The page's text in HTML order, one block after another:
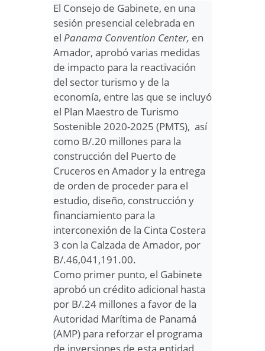
El Consejo de Gabinete, en una
sesión presencial celebrada en
el Panama Convention Center, en
Amador, aprobó varias medidas
de impacto para la reactivación
del sector turismo y de la
economía, entre las que se incluyó
el Plan Maestro de Turismo
Sostenible 2020-2025 (PMTS), así
como B/.20 millones para la
construcción del Puerto de
Cruceros en Amador y la entrega
de orden de proceder para el
estudio, diseño, construcción y
financiamiento para la
interconexión de la Cinta Costera
3 con la Calzada de Amador, por
B/.46,041,191.00.
Como primer punto, el Gabinete
aprobó un crédito adicional hasta
por B/.24 millones a favor de la
Autoridad Marítima de Panamá
(AMP) para reforzar el programa
de inversiones de esta entidad,